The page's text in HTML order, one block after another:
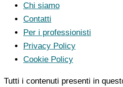
Chi siamo
Contatti
Per i professionisti
Privacy Policy
Cookie Policy
Tutti i contenuti presenti in